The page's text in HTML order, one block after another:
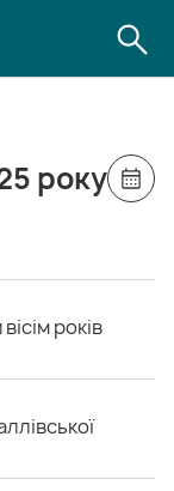
року
років